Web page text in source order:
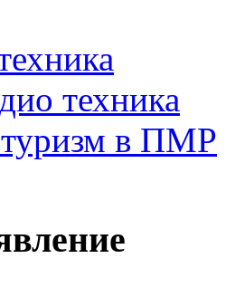
техника
в ПМР